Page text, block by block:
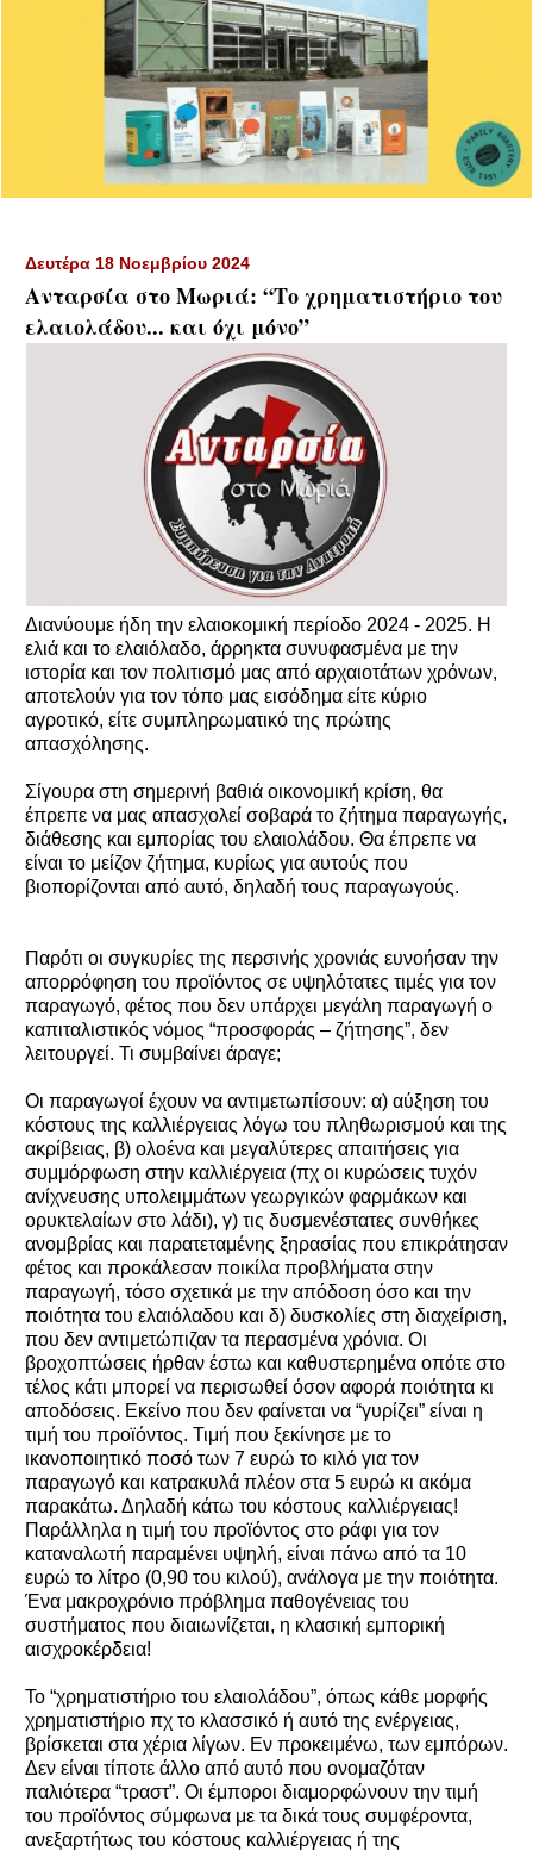
Δευτέρα 18 Νοεμβρίου 2024
Ανταρσία στο Μωριά: “Το χρηματιστήριο του
ελαιολάδου... και όχι μόνο”
Διανύουμε ήδη την ελαιοκομική περίοδο 2024 - 2025. Η
ελιά και το ελαιόλαδο, άρρηκτα συνυφασμένα με την
ιστορία και τον πολιτισμό μας από αρχαιοτάτων χρόνων,
αποτελούν για τον τόπο μας εισόδημα είτε κύριο
αγροτικό, είτε συμπληρωματικό της πρώτης
απασχόλησης.
Σίγουρα στη σημερινή βαθιά οικονομική κρίση, θα
έπρεπε να μας απασχολεί σοβαρά το ζήτημα παραγωγής,
διάθεσης και εμπορίας του ελαιολάδου. Θα έπρεπε να
είναι το μείζον ζήτημα, κυρίως για αυτούς που
βιοπορίζονται από αυτό, δηλαδή τους παραγωγούς.
Παρότι οι συγκυρίες της περσινής χρονιάς ευνοήσαν την
απορρόφηση του προϊόντος σε υψηλότατες τιμές για τον
παραγωγό, φέτος που δεν υπάρχει μεγάλη παραγωγή ο
καπιταλιστικός νόμος “προσφοράς – ζήτησης”, δεν
λειτουργεί. Τι συμβαίνει άραγε;
Οι παραγωγοί έχουν να αντιμετωπίσουν: α) αύξηση του
κόστους της καλλιέργειας λόγω του πληθωρισμού και της
ακρίβειας, β) ολοένα και μεγαλύτερες απαιτήσεις για
συμμόρφωση στην καλλιέργεια (πχ οι κυρώσεις τυχόν
ανίχνευσης υπολειμμάτων γεωργικών φαρμάκων και
ορυκτελαίων στο λάδι), γ) τις δυσμενέστατες συνθήκες
ανομβρίας και παρατεταμένης ξηρασίας που επικράτησαν
φέτος και προκάλεσαν ποικίλα προβλήματα στην
παραγωγή, τόσο σχετικά με την απόδοση όσο και την
ποιότητα του ελαιόλαδου και δ) δυσκολίες στη διαχείριση,
που δεν αντιμετώπιζαν τα περασμένα χρόνια. Οι
βροχοπτώσεις ήρθαν έστω και καθυστερημένα οπότε στο
τέλος κάτι μπορεί να περισωθεί όσον αφορά ποιότητα κι
αποδόσεις. Εκείνο που δεν φαίνεται να “γυρίζει” είναι η
τιμή του προϊόντος. Τιμή που ξεκίνησε με το
ικανοποιητικό ποσό των 7 ευρώ το κιλό για τον
παραγωγό και κατρακυλά πλέον στα 5 ευρώ κι ακόμα
παρακάτω. Δηλαδή κάτω του κόστους καλλιέργειας!
Παράλληλα η τιμή του προϊόντος στο ράφι για τον
καταναλωτή παραμένει υψηλή, είναι πάνω από τα 10
ευρώ το λίτρο (0,90 του κιλού), ανάλογα με την ποιότητα.
Ένα μακροχρόνιο πρόβλημα παθογένειας του
συστήματος που διαιωνίζεται, η κλασική εμπορική
αισχροκέρδεια!
Το “χρηματιστήριο του ελαιολάδου”, όπως κάθε μορφής
χρηματιστήριο πχ το κλασσικό ή αυτό της ενέργειας,
βρίσκεται στα χέρια λίγων. Εν προκειμένω, των εμπόρων.
Δεν είναι τίποτε άλλο από αυτό που ονομαζόταν
παλιότερα “τραστ”. Οι έμποροι διαμορφώνουν την τιμή
του προϊόντος σύμφωνα με τα δικά τους συμφέροντα,
ανεξαρτήτως του κόστους καλλιέργειας ή της